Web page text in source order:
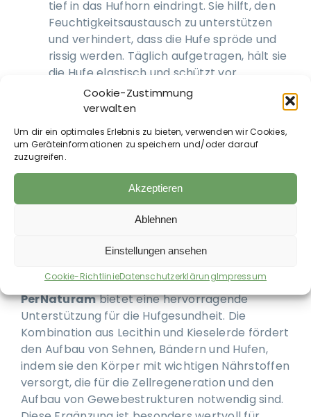
Cookie-Zustimmung
verwalten
Um dir ein optimales Erlebnis zu bieten, verwenden wir Cookies,
um Geräteinformationen zu speichern und/oder darauf
zuzugreifen.
Akzeptieren
Ablehnen
Einstellungen ansehen
Cookie-RichtlinieDatenschutzerklärungImpressum
tief in das Hufhorn eindringt. Sie hilft, den
Feuchtigkeitsaustausch zu unterstützen
und verhindert, dass die Hufe spröde und
rissig werden. Täglich aufgetragen, hält sie
die Hufe elastisch und schützt vor
Schäden.
Ernährung und Hufgesundheit
Neben der äußeren Pflege spielt auch die
Ernährung eine entscheidende Rolle für die
Gesundheit der Hufe. Pferde benötigen im
Herbst und Winter oft eine spezielle Fütterung,
die ihren erhöhten Bedarf an Nährstoffen und
Spurenelementen deckt.
Empfehlungen für die Hufgesundheit:
Lecithin Kieselerde Horsevon
PerNaturambietet eine hervorragende
Unterstützung für die Hufgesundheit. Die
Kombination aus Lecithin und Kieselerde fördert
den Aufbau von Sehnen, Bändern und Hufen,
indem sie den Körper mit wichtigen Nährstoffen
versorgt, die für die Zellregeneration und den
Aufbau von Gewebestrukturen notwendig sind.